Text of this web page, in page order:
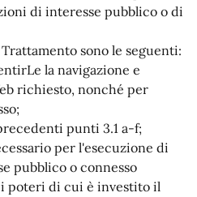
di interesse pubblico o di
sono le seguenti:
la navigazione e
richiesto, nonché per
punti 3.1 a-f;
per l'esecuzione di
pubblico o connesso
poteri di cui è investito il